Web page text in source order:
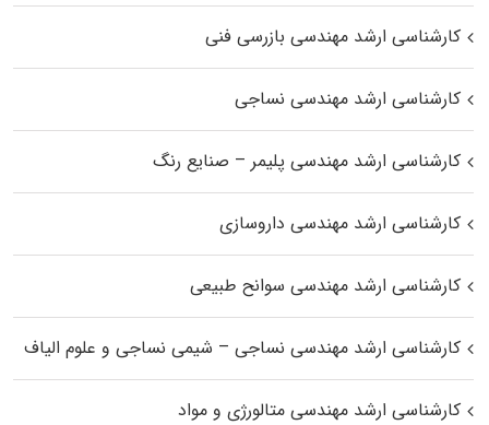
کارشناسی ارشد مهندسی بازرسی فنی
کارشناسی ارشد مهندسی نساجی
کارشناسی ارشد مهندسی پلیمر – صنایع رنگ
کارشناسی ارشد مهندسی داروسازی
کارشناسی ارشد مهندسی سوانح طبیعی
کارشناسی ارشد مهندسی نساجی – شیمی نساجی و علوم الیاف
کارشناسی ارشد مهندسی متالورژی و مواد